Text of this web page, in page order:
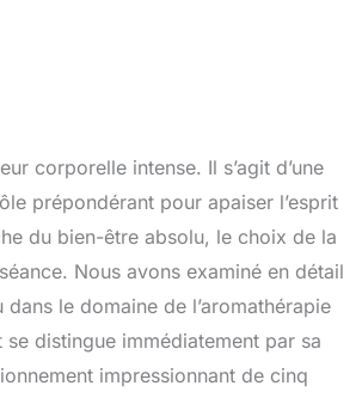
corporelle intense. Il s’agit d’une
prépondérant pour apaiser l’esprit
du bien-être absolu, le choix de la
Nous avons examiné en détail
le domaine de l’aromathérapie
distingue immédiatement par sa
impressionnant de cinq